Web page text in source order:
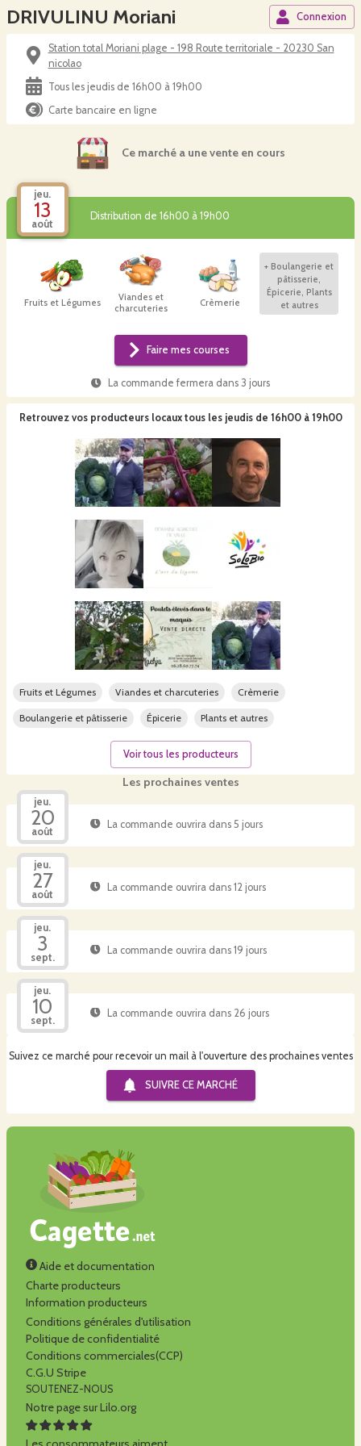
DRIVULINU Moriani Connexion
Station total Moriani plage - 198 Route territoriale - 20230 San
nicolao
Tous les jeudis de 16h00 à 19h00
Carte bancaire en ligne
Ce marché a une vente en cours
jeu.
13
août
Distribution de 16h00 à 19h00
Fruits et Légumes
Viandes et
charcuteries
Crèmerie
+ Boulangerie et
pâtisserie,
Épicerie, Plants
et autres
Faire mes courses
La commande fermera dans 3 jours
Les prochaines ventes
jeu.
20
août
La commande ouvrira dans 5 jours
jeu.
27
août
La commande ouvrira dans 12 jours
jeu.
3
sept.
La commande ouvrira dans 19 jours
jeu.
10
sept.
La commande ouvrira dans 26 jours
Suivez ce marché pour recevoir un mail à l'ouverture des prochaines ventes
SUIVRE CE MARCHÉ
Retrouvez vos producteurs locaux tous les jeudis de 16h00 à 19h00
Fruits et Légumes Viandes et charcuteries Crèmerie
Boulangerie et pâtisserie Épicerie Plants et autres
Voir tous les producteurs
Aide et documentation
Charte producteurs
Information producteurs
Conditions générales d'utilisation
Politique de confidentialité
Conditions commerciales(CCP)
C.G.U Stripe
SOUTENEZ-NOUS
Notre page sur Lilo.org